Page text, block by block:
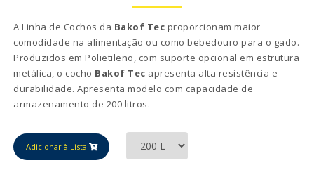
A Linha de Cochos da Bakof Tec proporcionam maior
comodidade na alimentação ou como bebedouro para o gado.
Produzidos em Polietileno, com suporte opcional em estrutura
metálica, o cocho Bakof Tec apresenta alta resistência e
durabilidade. Apresenta modelo com capacidade de
armazenamento de 200 litros.
Adicionar à Lista